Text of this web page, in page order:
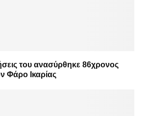
του ανασύρθηκε 86χρονος
Φάρο Ικαρίας